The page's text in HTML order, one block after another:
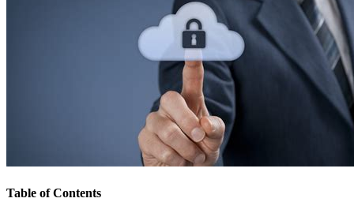
Table of Contents